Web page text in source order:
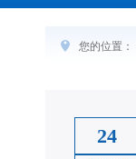
您的位置：
24